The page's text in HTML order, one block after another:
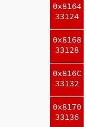
0x8164
33124
0x8168
33128
0x816C
33132
0x8170
33136